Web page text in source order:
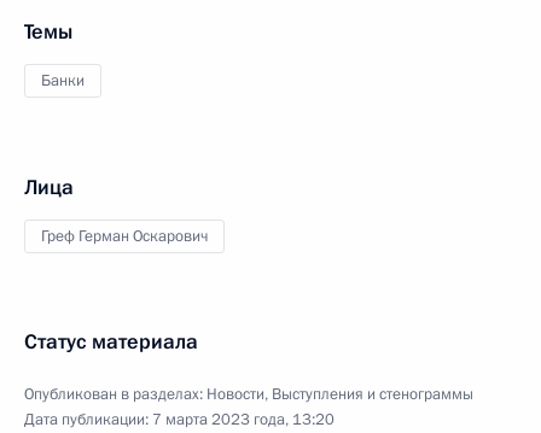
Темы
Банки
Лица
Греф Герман Оскарович
Статус материала
Опубликован в разделах: Новости, Выступления и стенограммы
Дата публикации: 7 марта 2023 года, 13:20